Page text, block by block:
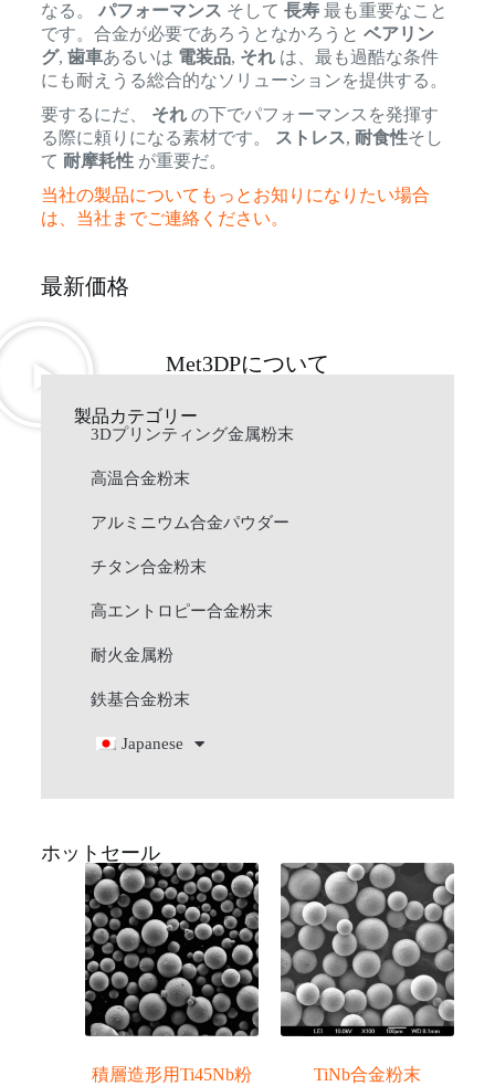
なる。 パフォーマンス そして 長寿最も重要なこと
です。合金が必要であろうとなかろうと ベアリン
グ, 歯車あるいは 電装品, それは、最も過酷な条件
にも耐えうる総合的なソリューションを提供する。
要するにだ、 それの下でパフォーマンスを発揮す
る際に頼りになる素材です。
ストレス, 耐食性そし
て 耐摩耗性が重要だ。
当社の製品についてもっとお知りになりたい場合
は、当社までご連絡ください。
最新価格
Met3DPについて
製品カテゴリー
3Dプリンティング金属粉末
高温合金粉末
アルミニウム合金パウダー
チタン合金粉末
高エントロピー合金粉末
耐火金属粉
鉄基合金粉末
Japanese
ホットセール
積層造形用Ti45Nb粉
TiNb合金粉末